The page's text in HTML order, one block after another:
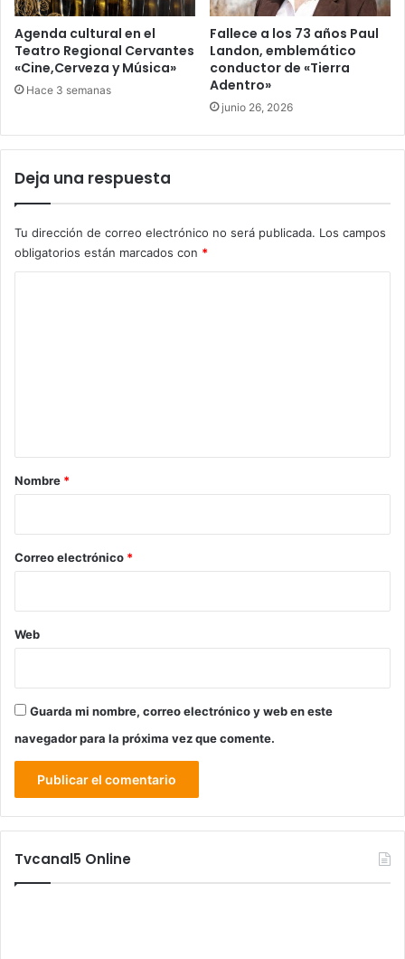
Agenda cultural en el
Teatro Regional Cervantes
«Cine,Cerveza y Música»
Hace 3 semanas
Fallece a los 73 años Paul
Landon, emblemático
conductor de «Tierra
Adentro»
junio 26, 2026
Deja una respuesta
Tu dirección de correo electrónico no será publicada. Los campos
obligatorios están marcados con *
r
*
Nombre *
Correo electrónico *
Web
Guarda mi nombre, correo electrónico y web en este
navegador para la próxima vez que comente.
Tvcanal5 Online